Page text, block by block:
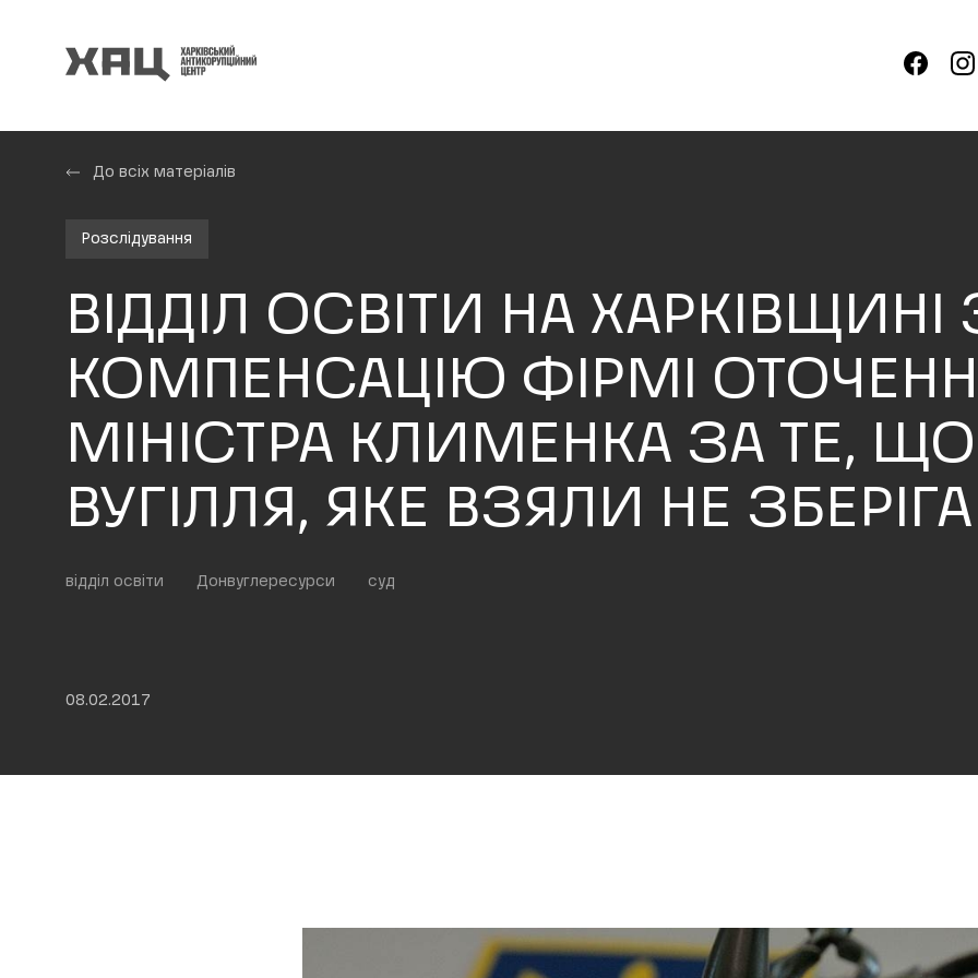
До всіх матеріалів
Розслідування
ВІДДІЛ ОСВІТИ НА
КОМПЕНСАЦІЮ ФІРМІ
МІНІСТРА КЛИМЕНКА ЗА ТЕ,
ВУГІЛЛЯ, ЯКЕ ВЗЯЛИ НЕ
відділ освіти Донвуглересурси суд
08.02.2017